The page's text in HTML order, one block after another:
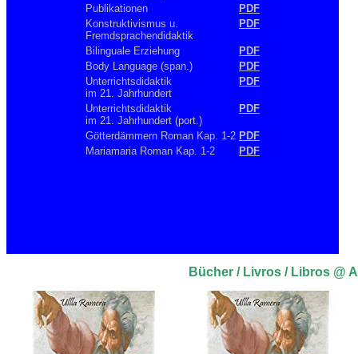
Publikationen
PDF
Konstruktivismus u.
Fremdsprachendidaktik
PDF
Bilinguale Erziehung
PDF
Body Language (span.)
PDF
Unterrichtsdidaktik
im 21. Jahrhundert
PDF
Unterrichtsdidaktik
im 21. Jahrhundert (port.)
PDF
Götterdämmern Roman Kap. 1-2 PDF
Mariamaria Roman Kap. 1-2
PDF
Bücher / Livros / Libros @